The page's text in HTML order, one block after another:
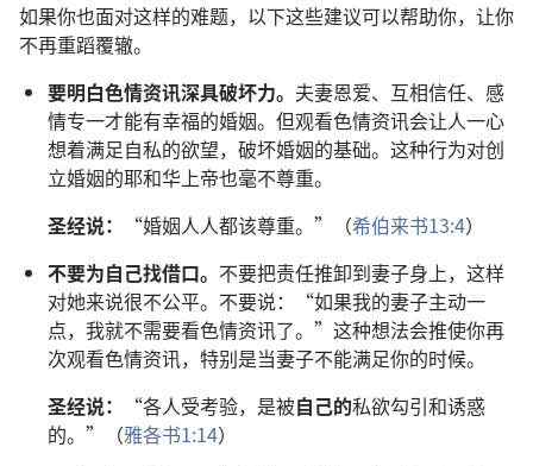
如果你也面对这样的难题，以下这些建议可以帮助你，让你
不再重蹈覆辙。
要明白色情资讯深具破坏力。 夫妻恩爱、互相信任、感
情专一才能有幸福的婚姻。但观看色情资讯会让人一心
想着满足自私的欲望，破坏婚姻的基础。这种行为对创
立婚姻的耶和华上帝也毫不尊重。
圣经说：
“婚姻人人都该尊重。”（希伯来书13:4）
不要为自己找借口。 不要把责任推卸到妻子身上，这样
对她来说很不公平。不要说：“如果我的妻子主动一
点，我就不需要看色情资讯了。”这种想法会推使你再
次观看色情资讯，特别是当妻子不能满足你的时候。
圣经说：
“各人受考验，是被自己的私欲勾引和诱惑
的。”（雅各书1:14）